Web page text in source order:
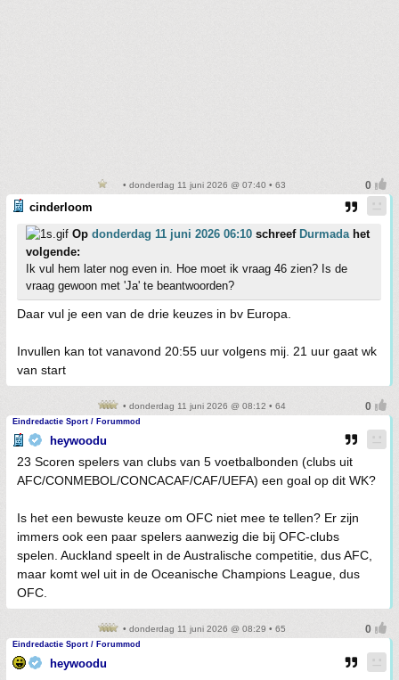
• donderdag 11 juni 2026 @ 07:40 • 63
cinderloom
Op donderdag 11 juni 2026 06:10 schreef Durmadahet
volgende:
Ik vul hem later nog even in. Hoe moet ik vraag 46 zien? Is de
vraag gewoon met 'Ja' te beantwoorden?
Daar vul je een van de drie keuzes in bv Europa.
Invullen kan tot vanavond 20:55 uur volgens mij. 21 uur gaat wk
van start
• donderdag 11 juni 2026 @ 08:12 • 64
Eindredactie Sport / Forummod
heywoodu
23 Scoren spelers van clubs van 5 voetbalbonden (clubs uit
AFC/CONMEBOL/CONCACAF/CAF/UEFA) een goal op dit WK?
Is het een bewuste keuze om OFC niet mee te tellen? Er zijn
immers ook een paar spelers aanwezig die bij OFC-clubs
spelen. Auckland speelt in de Australische competitie, dus AFC,
maar komt wel uit in de Oceanische Champions League, dus
OFC.
• donderdag 11 juni 2026 @ 08:29 • 65
Eindredactie Sport / Forummod
heywoodu